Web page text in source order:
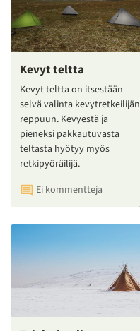
Kevyt teltta
Kevyt teltta on itsestään
selvä valinta kevytretkeilijän
reppuun. Kevyestä ja
pieneksi pakkautuvasta
teltasta hyötyy myös
retkipyöräilijä.
Ei kommentteja